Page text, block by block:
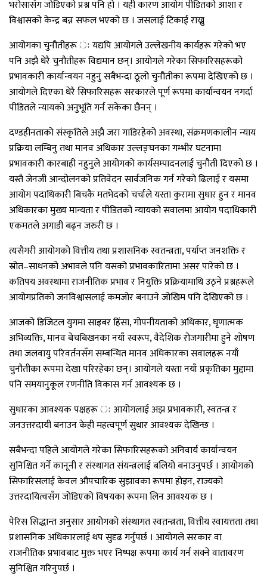
भरोसासँग जोडिएको प्रश्न पनि हो । यही कारण आयोग पीडितको आशा र
विश्वासको केन्द्र बन्न सफल भएको छ । जसलाई टिकाई राख्नु
आयोगका चुनौतीहरू ः यद्यपि आयोगले उल्लेखनीय कार्यहरू गरेको भए
पनि अझै धेरै चुनौतीहरू विद्यमान छन्। आयोगले गरेका सिफारिसहरूको
प्रभावकारी कार्यान्वयन नहुनु सबैभन्दा ठूलो चुनौतीका रूपमा देखिएको छ ।
आयोगले दिएका धेरै सिफारिसहरू सरकारले पूर्ण रूपमा कार्यान्वयन नगर्दा
पीडितले न्यायको अनुभूति गर्न सकेका छैनन् ।
दण्डहीनताको संस्कृतिले अझै जरा गाडिरहेको अवस्था, संक्रमणकालीन न्याय
प्रक्रिया लम्बिनु तथा मानव अधिकार उल्लङ्घनका गम्भीर घटनामा
प्रभावकारी कारबाही नहुनुले आयोगको कार्यसम्पादनलाई चुनौती दिएको छ ।
यस्तै जेनजी आन्दोलनको प्रतिवेदन सार्वजनिक गर्न गरेको ढिलाई र यसमा
आयोग पदाधिकारी बिचकै मतभेदको चर्चाले यस्ता कुरामा सुधार हुन र मानव
अधिकारका मुख्य मान्यता र पीडितको न्यायको सवालमा आयोग पदाधिकारी
एकमतले अगाडी बढ्न जरुरी छ ।
त्यसैगरी आयोगको वित्तीय तथा प्रशासनिक स्वतन्त्रता, पर्याप्त जनशक्ति र
स्रोत–साधनको अभावले पनि यसको प्रभावकारितामा असर पारेको छ ।
कतिपय अवस्थामा राजनीतिक प्रभाव र नियुक्ति प्रक्रियामाथि उठ्ने प्रश्नहरूले
आयोगप्रतिको जनविश्वासलाई कमजोर बनाउने जोखिम पनि देखिएको छ ।
आजको डिजिटल युगमा साइबर हिंसा, गोपनीयताको अधिकार, घृणात्मक
अभिव्यक्ति, मानव बेचबिखनका नयाँ स्वरूप, वैदेशिक रोजगारीमा हुने शोषण
तथा जलवायु परिवर्तनसँग सम्बन्धित मानव अधिकारका सवालहरू नयाँ
चुनौतीका रूपमा देखा परिरहेका छन्। आयोगले यस्ता नयाँ प्रकृतिका मुद्दामा
पनि समयानुकूल रणनीति विकास गर्न आवश्यक छ ।
सुधारका आवश्यक पक्षहरू ः आयोगलाई अझ प्रभावकारी, स्वतन्त्र र
जनउत्तरदायी बनाउन केही महत्वपूर्ण सुधार आवश्यक देखिन्छ ।
सबैभन्दा पहिले आयोगले गरेका सिफारिसहरूको अनिवार्य कार्यान्वयन
सुनिश्चित गर्ने कानूनी र संस्थागत संयन्त्रलाई बलियो बनाउनुपर्छ । आयोगको
सिफारिसलाई केवल औपचारिक सुझावका रूपमा होइन, राज्यको
उत्तरदायित्वसँग जोडिएको विषयका रूपमा लिन आवश्यक छ ।
पेरिस सिद्धान्त अनुसार आयोगको संस्थागत स्वतन्त्रता, वित्तीय स्वायत्तता तथा
प्रशासनिक अधिकारलाई थप सुदृढ गर्नुपर्छ । आयोगले सरकार वा
राजनीतिक प्रभावबाट मुक्त भएर निष्पक्ष रूपमा कार्य गर्न सक्ने वातावरण
सुनिश्चित गरिनुपर्छ ।